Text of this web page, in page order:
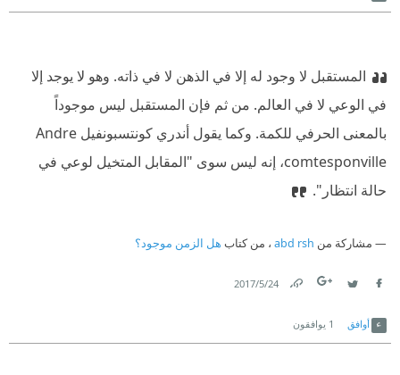
المستقبل لا وجود له إلا في الذهن لا في ذاته. وهو لا يوجد إلا
في الوعي لا في العالم. من ثم فإن المستقبل ليس موجوداً
بالمعنى الحرفي للكمة. وكما يقول أندري كونتسبونفيل Andre
comtesponville، إنه ليس سوى "المقابل المتخيل لوعي في
حالة انتظار".
مشاركة من abd rsh ، من كتاب هل الزمن موجود؟
24‏/5‏/2017
أوافق 1 يوافقون